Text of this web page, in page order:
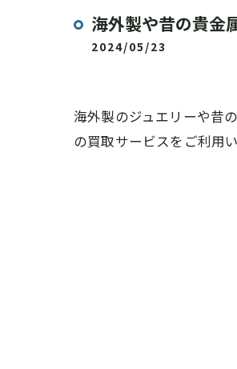
海外製や昔の貴金
2024/05/23
海外製のジュエリーや昔
の買取サービスをご利用